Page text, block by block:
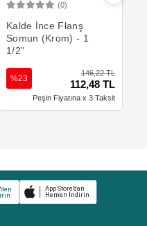
(0)
Kalde İnce Flanş
Somun (Krom) - 1
1/2"
146,22 TL
112,48 TL
%23
Peşin Fiyatına x 3 Taksit